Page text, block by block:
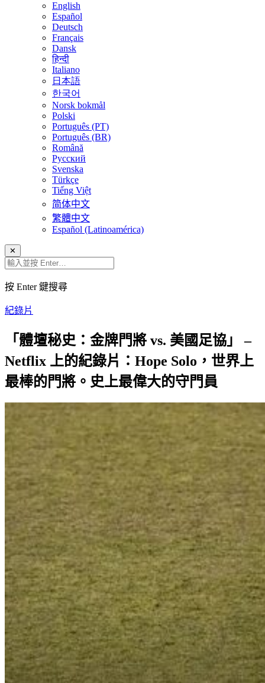
English
Español
Deutsch
Français
Dansk
हिन्दी
Italiano
日本語
한국어
Norsk bokmål
Polski
Português (PT)
Português (BR)
Română
Русский
Svenska
Türkçe
Tiếng Việt
简体中文
繁體中文
Español (Latinoamérica)
✕
按 Enter 鍵搜尋
紀錄片
「體壇秘史：金牌門將 vs. 美國足協」 –
Netflix 上的紀錄片：Hope Solo，世界上
最棒的門將。史上最偉大的守門員